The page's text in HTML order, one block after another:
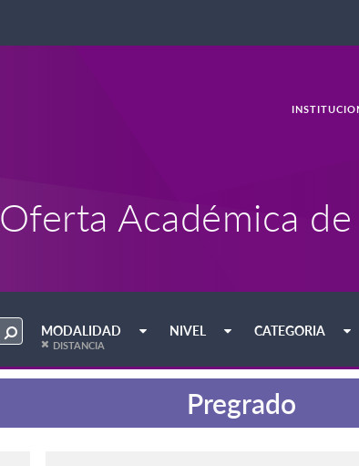
Oferta Académica
MODALIDAD
DISTANCIA
NIVEL CATEGORIA
Pregrado